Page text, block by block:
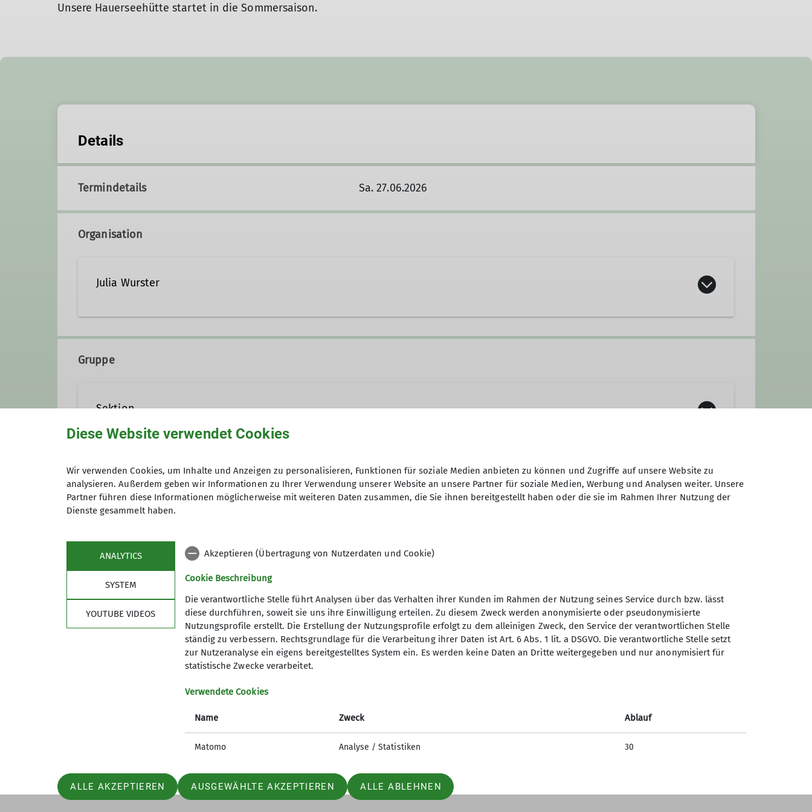
Unsere Hauerseehütte startet in die Sommersaison.
Details
Termindetails Sa. 27.06.2026
Organisation
Julia Wurster
Hüttenwartin Hauerseehütte
Gruppe
Sektion
Kontakt aufnehmen
Anmeldung Anfrage senden
Kontakt
Sektion Ludwigsburg des
Deutschen Alpenvereins e.V.
Fuchshofstraße 66
Diese Website verwendet Cookies
Wir verwenden Cookies, um Inhalte und Anzeigen zu personalisieren, Funktionen für soziale Medien anbieten zu können und Zugriffe auf unsere Website zu
analysieren. Außerdem geben wir Informationen zu Ihrer Verwendung unserer Website an unsere Partner für soziale Medien, Werbung und Analysen weiter. Unsere
Partner führen diese Informationen möglicherweise mit weiteren Daten zusammen, die Sie ihnen bereitgestellt haben oder die sie im Rahmen Ihrer Nutzung der
Dienste gesammelt haben.
ANALYTICS
SYSTEM
YOUTUBE VIDEOS
Akzeptieren (Übertragung von Nutzerdaten und Cookie)
Cookie Beschreibung
Die verantwortliche Stelle führt Analysen über das Verhalten ihrer Kunden im Rahmen der Nutzung seines Service durch bzw. lässt
diese durchführen, soweit sie uns ihre Einwilligung erteilen. Zu diesem Zweck werden anonymisierte oder pseudonymisierte
Nutzungsprofile erstellt. Die Erstellung der Nutzungsprofile erfolgt zu dem alleinigen Zweck, den Service der verantwortlichen Stelle
ständig zu verbessern. Rechtsgrundlage für die Verarbeitung ihrer Daten ist Art. 6 Abs. 1 lit. a DSGVO. Die verantwortliche Stelle setzt
zur Nutzeranalyse ein eigens bereitgestelltes System ein. Es werden keine Daten an Dritte weitergegeben und nur anonymisiert für
statistische Zwecke verarbeitet.
Verwendete Cookies
Name Zweck Ablauf
Matomo Analyse / Statistiken 30
ALLE AKZEPTIEREN AUSGEWÄHLTE AKZEPTIEREN ALLE ABLEHNEN